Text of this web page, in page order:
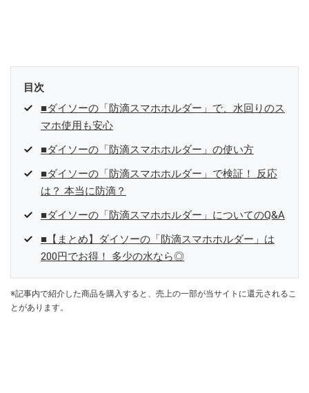
目次
■ダイソーの「防滴スマホホルダー」で、水回りのス
マホ使用も安心
■ダイソーの「防滴スマホホルダー」の使い方
■ダイソーの「防滴スマホホルダー」で検証！ 反応
は？ 本当に防滴？
■ダイソーの「防滴スマホホルダー」についてのQ&A
■【まとめ】ダイソーの「防滴スマホホルダー」は
200円でお得！ 多少の水なら◎
※記事内で紹介した商品を購入すると、売上の一部が当サイトに還元されるこ
とがあります。